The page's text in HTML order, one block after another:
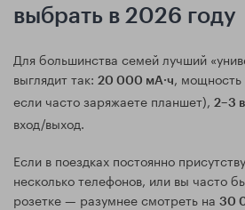
выбрать в 2026 году
Для большинства семей лучший
выглядит так: 20 000 мА·ч, мощность
если часто заряжаете планшет), 2–3
вход/выход.
Если в поездках постоянно
несколько телефонов, или вы часто
розетке — разумнее смотреть на 30